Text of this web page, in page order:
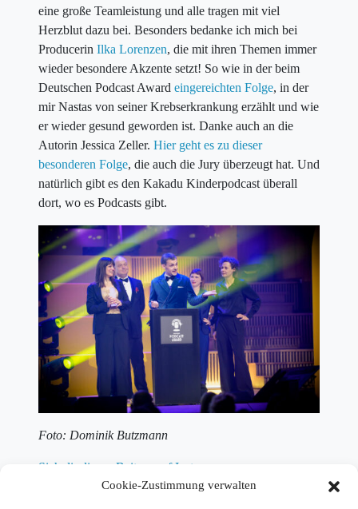
Cookie-Zustimmung verwalten
eine große Teamleistung und alle tragen mit viel
Herzblut dazu bei. Besonders bedanke ich mich bei
Producerin Ilka Lorenzen, die mit ihren Themen immer
wieder besondere Akzente setzt! So wie in der beim
Deutschen Podcast Award eingereichten Folge, in der
mir Nastas von seiner Krebserkrankung erzählt und wie
er wieder gesund geworden ist. Danke auch an die
Autorin Jessica Zeller. Hier geht es zu dieser
besonderen Folge, die auch die Jury überzeugt hat. Und
natürlich gibt es den Kakadu Kinderpodcast überall
dort, wo es Podcasts gibt.
Foto: Dominik Butzmann
Sieh dir diesen Beitrag auf Instagram an